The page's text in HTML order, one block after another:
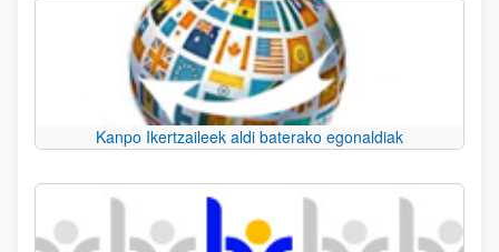
Kanpo Ikertzaileek aldi baterako egonaldiak